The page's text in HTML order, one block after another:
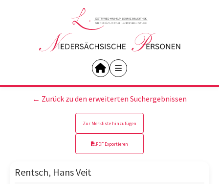
← Zurück zu den erweiterten Suchergebnissen
Zur Merkliste hinzufügen
PDF Exportieren
Rentsch, Hans Veit